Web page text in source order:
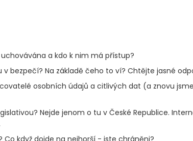
a kdo k nim má přístup?
bezpečí? Na základě čeho to ví? Chtějte jasné
osobních údajů a citlivých dat (a znovu
Nejde jenom o tu v České Republice.
když dojde na nejhorší - jste chráněni?